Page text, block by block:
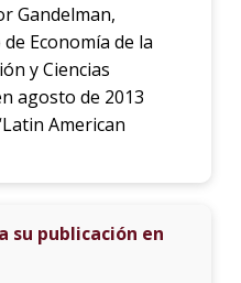
Gandelman,
Economía de la
y Ciencias
agosto de 2013
American
su publicación en